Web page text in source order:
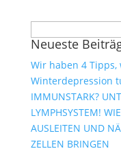
nach:
Neueste
Wir haben 4 Tipps,
Winterdepression
IMMUNSTARK?
LYMPHSYSTEM!
AUSLEITEN UND
ZELLEN BRINGEN